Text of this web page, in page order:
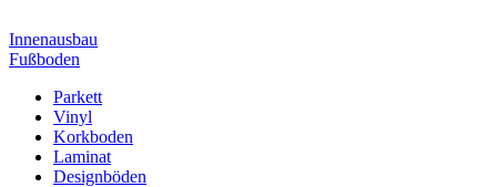
Innenausbau
Fußboden
Parkett
Vinyl
Korkboden
Laminat
Designböden